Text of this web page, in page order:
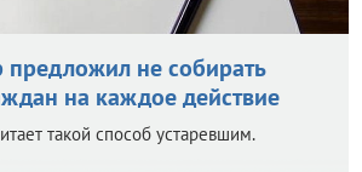
предложил не собирать
на каждое действие
такой способ устаревшим.